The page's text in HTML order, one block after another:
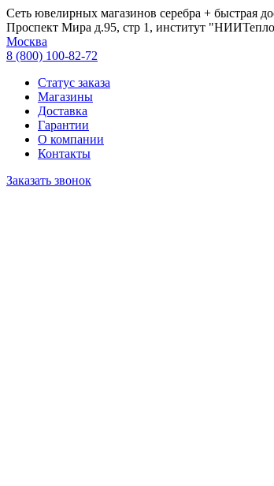
Сеть ювелирных магазинов серебра + быстрая
Проспект Мира д.95, стр 1, институт
Москва
8 (800) 100-82-72
Статус заказа
Магазины
Доставка
Гарантии
О компании
Контакты
Заказать звонок